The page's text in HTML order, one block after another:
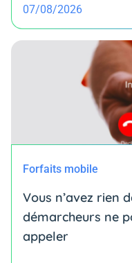
07/08/2026
Forfaits mobile
Vous n’avez rien
démarcheurs ne
appeler